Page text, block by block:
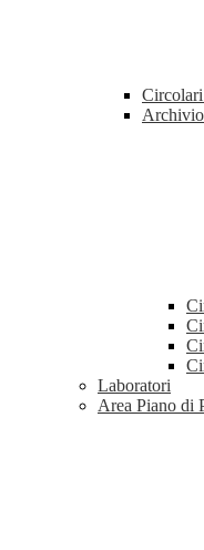
Laboratori
Area Piano di